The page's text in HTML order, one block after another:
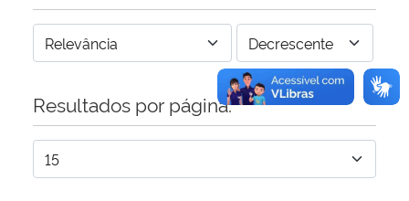
Advocacia-Geral da União
Planalto
Resultados por página: